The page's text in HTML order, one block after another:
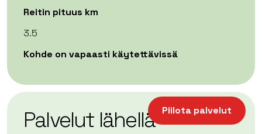
Reitin pituus km
3.5
Kohde on vapaasti käytettävissä
−
Leaflet| ©OpenStreetMap
Piilota palvelut
Palvelut lähellä